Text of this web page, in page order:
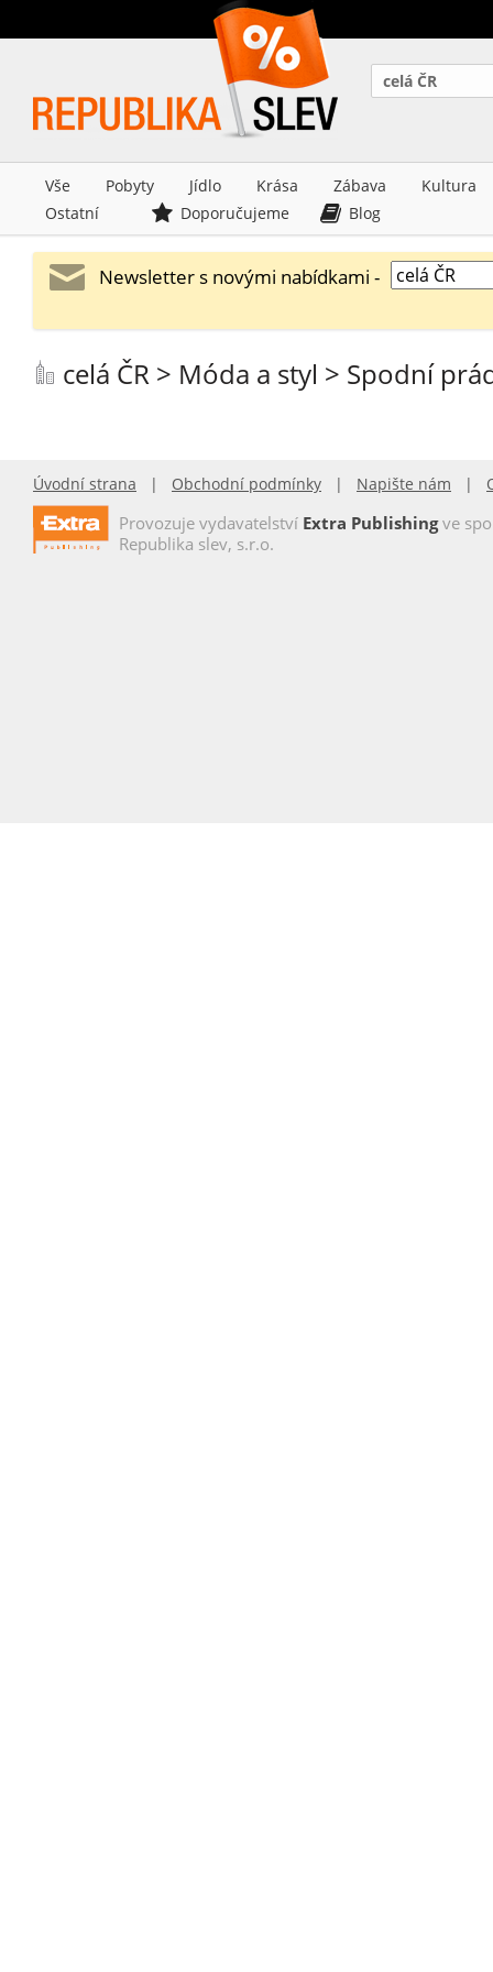
celá ČR
Vše Pobyty Jídlo Krása Zábava
Kultura
Ostatní
Doporučujeme Blog
Newsletter s novými nabídkami -
celá ČR > Móda a styl > Spodní
Úvodní strana | Obchodní podmínky | Napište nám |
Provozuje vydavatelství Extra Publishingve
Republika slev, s.r.o.